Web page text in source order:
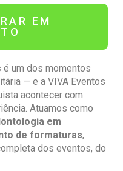
EM
é um dos momentos
— e a VIVA Eventos
acontecer com
Atuamos como
em
de formaturas,
dos eventos, do